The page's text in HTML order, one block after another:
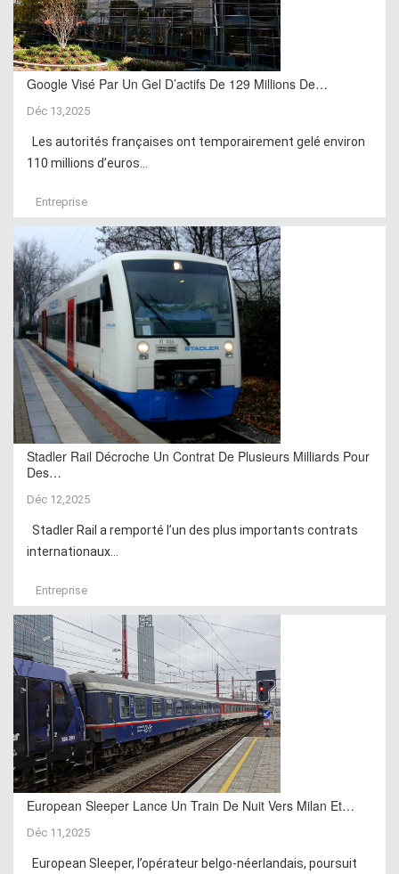
Google Visé Par Un Gel D’actifs De 129 Millions De…
Déc 13,2025
Les autorités françaises ont temporairement gelé environ
110 millions d’euros...
Entreprise
Stadler Rail Décroche Un Contrat De Plusieurs Milliards Pour
Des…
Déc 12,2025
Stadler Rail a remporté l’un des plus importants contrats
internationaux...
Entreprise
European Sleeper Lance Un Train De Nuit Vers Milan Et…
Déc 11,2025
European Sleeper, l’opérateur belgo-néerlandais, poursuit